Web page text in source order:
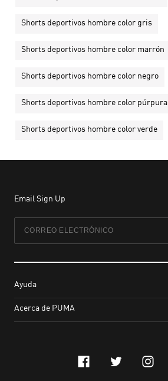
Shorts deportivos hombre color gris
Shorts deportivos hombre color marrón
Shorts deportivos hombre color negro
Shorts deportivos hombre color púrpura
Shorts deportivos hombre color verde